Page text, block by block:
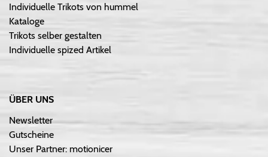
Individuelle Trikots von hummel
Kataloge
Trikots selber gestalten
Individuelle spized Artikel
ÜBER UNS
Newsletter
Gutscheine
Unser Partner: motionicer